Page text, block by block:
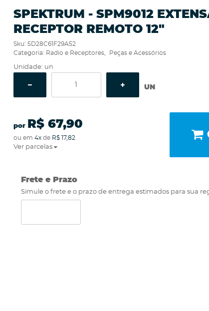
SPEKTRUM - SPM9012
RECEPTOR REMOTO 12"
Sku: 5D28C61F29A52
Categoria: Radio e Receptores Peças e Acessórios
Unidade: un
UN
por R$ 67,90
ou em 4xde R$ 17,82
Ver parcelas
Frete e Prazo
Simule o frete e o prazo de entrega estimados para sua